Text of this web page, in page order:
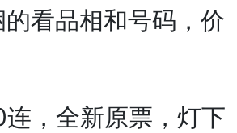
看品相和号码，价
全新原票，灯下